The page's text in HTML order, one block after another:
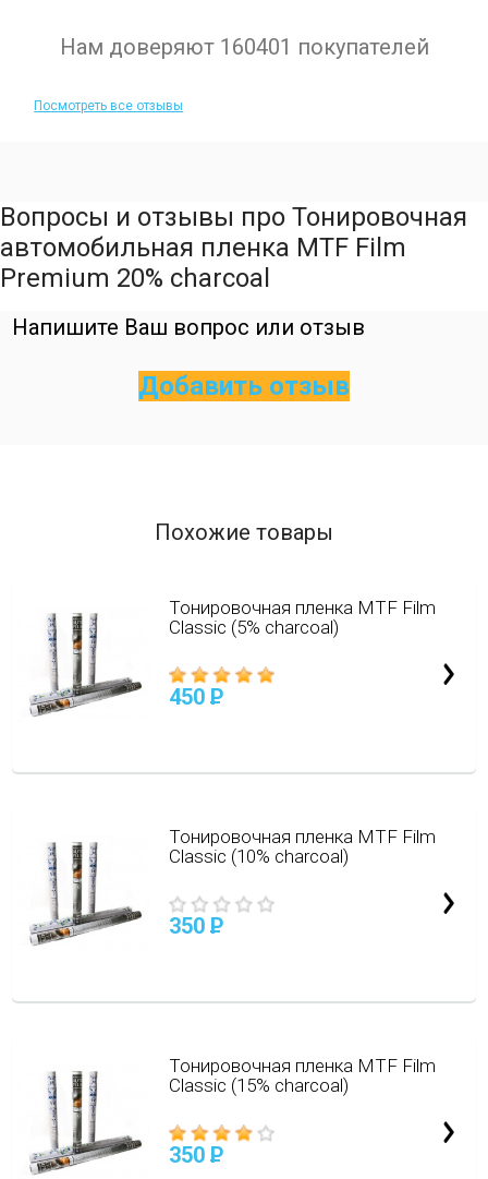
Нам доверяют 160401 покупателей
Посмотреть все отзывы
Вопросы и отзывы про Тонировочная
автомобильная пленка MTF Film
Premium 20% charcoal
Напишите Ваш вопрос или отзыв
Добавить отзыв
Похожие товары
Тонировочная пленка MTF Film
Classic (5% charcoal)
450 P
Тонировочная пленка MTF Film
Classic (10% charcoal)
350 P
Тонировочная пленка MTF Film
Classic (15% charcoal)
350 P